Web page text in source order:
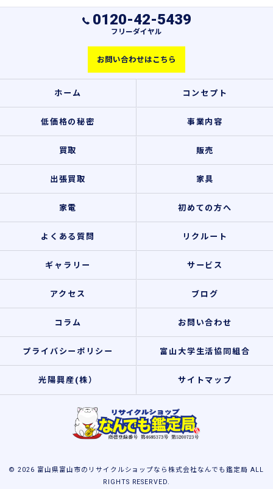
0120-42-5439
フリーダイヤル
お問い合わせはこちら
ホーム コンセプト
低価格の秘密 事業内容
買取 販売
出張買取 家具
家電 初めての方へ
よくある質問 リクルート
ギャラリー サービス
アクセス ブログ
コラム お問い合わせ
プライバシーポリシー 富山大学生活協同組合
光陽興産(株） サイトマップ
© 2026 富山県富山市のリサイクルショップなら株式会社なんでも鑑定局 ALL
RIGHTS RESERVED.